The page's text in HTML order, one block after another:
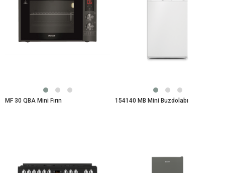
MF 30 QBA Mini Fırın 154140 MB Mini Buzdolabı